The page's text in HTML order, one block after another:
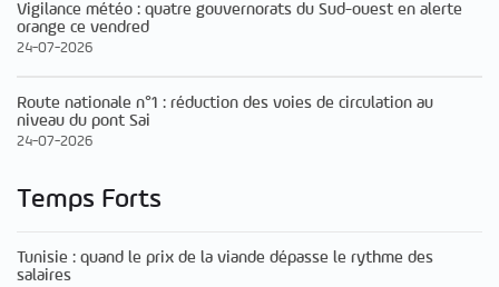
Vigilance météo : quatre gouvernorats du Sud-ouest en alerte
orange ce vendred
24-07-2026
Route nationale n°1 : réduction des voies de circulation au
niveau du pont Sai
24-07-2026
Temps Forts
Tunisie : quand le prix de la viande dépasse le rythme des
salaires